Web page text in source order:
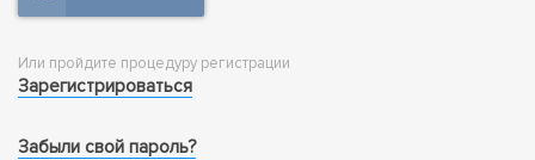
Или пройдите процедуру регистрации
Зарегистрироваться
Забыли свой пароль?